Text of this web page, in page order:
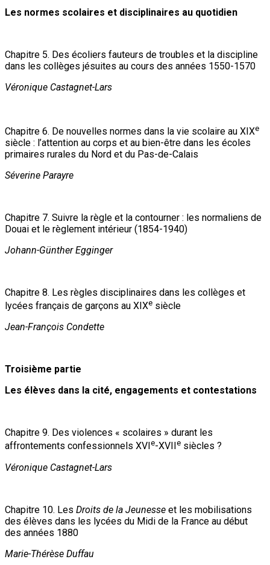
Les normes scolaires et disciplinaires au quotidien
Chapitre 5. Des écoliers fauteurs de troubles et la discipline
dans les collèges jésuites au cours des années 1550-1570
Véronique Castagnet-Lars
Chapitre 6. De nouvelles normes dans la vie scolaire au XIXe
siècle : l’attention au corps et au bien-être dans les écoles
primaires rurales du Nord et du Pas-de-Calais
Séverine Parayre
Chapitre 7. Suivre la règle et la contourner : les normaliens de
Douai et le règlement intérieur (1854-1940)
Johann-Günther Egginger
Chapitre 8. Les règles disciplinaires dans les collèges et
lycées français de garçons au XIXe siècle
Jean-François Condette
Troisième partie
Les élèves dans la cité, engagements et contestations
Chapitre 9. Des violences « scolaires » durant les
affrontements confessionnels XVI e-XVII e siècles ?
Véronique Castagnet-Lars
Chapitre 10. Les Droits de la Jeunesse et les mobilisations
des élèves dans les lycées du Midi de la France au début
des années 1880
Marie-Thérèse Duffau